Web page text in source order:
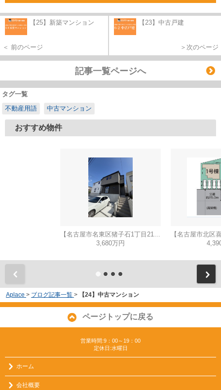
【25】新築マンション
＜ 前のページ
【23】中古戸建
＞次のページ
記事一覧ページへ
タグ一覧
不動産用語
中古マンション
おすすめ物件
【名古屋市名東区猪子石1丁目2104新築戸建2号棟】✨️仲介手数料無料✨️猪子石小学校・猪高中学校
3,680万円
Aplace > ブログ記事一覧 > 【24】中古マンション
ページトップに戻る
営業時間:9：00～19：00
定休日:水曜日
ホーム
会社概要